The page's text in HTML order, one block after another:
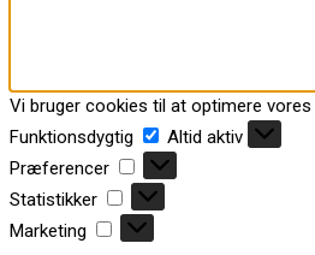
Vi bruger cookies til at optimere
Funktionsdygtig
Funktionsdygtig
Altid aktiv
Præferencer
Præferencer
Statistikker
Statistikker
Marketing
Marketing